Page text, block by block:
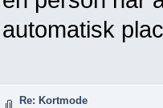
automatisk
Re: Kortmode